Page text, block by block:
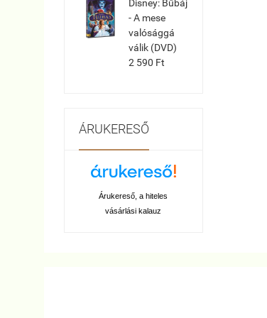
Disney: Bűbáj
- A mese
valósággá
válik (DVD)
2 590 Ft
ÁRUKERESŐ
Árukereső, a hiteles
vásárlási kalauz